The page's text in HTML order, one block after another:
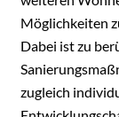
Möglichkeiten
Dabei ist zu
zugleich